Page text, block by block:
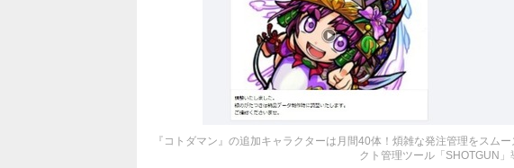
『コトダマン』の追加キャラクターは月間40体！煩雑な発注管理をスム
クト管理ツール「SHOTGUN」